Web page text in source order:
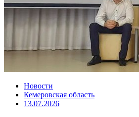
Новости
Кемеровская область
13.07.2026